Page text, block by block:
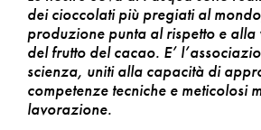
dei cioccolati più pregiati al
produzione punta al rispetto e
del frutto del cacao. E’
scienza, uniti alla capacità di
competenze tecniche e meticolosi
lavorazione.